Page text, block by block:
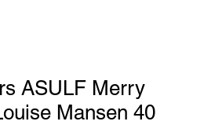
ASULF Merry
Mansen 40